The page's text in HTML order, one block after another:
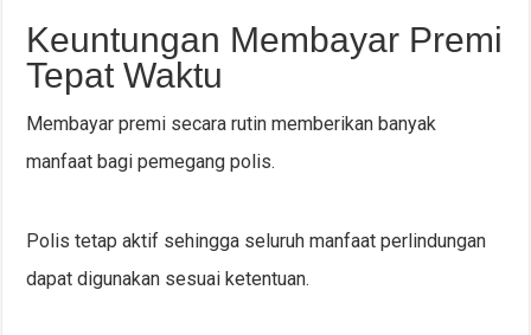
Keuntungan Membayar Premi
Tepat Waktu
Membayar premi secara rutin memberikan banyak
manfaat bagi pemegang polis.
Polis tetap aktif sehingga seluruh manfaat perlindungan
dapat digunakan sesuai ketentuan.